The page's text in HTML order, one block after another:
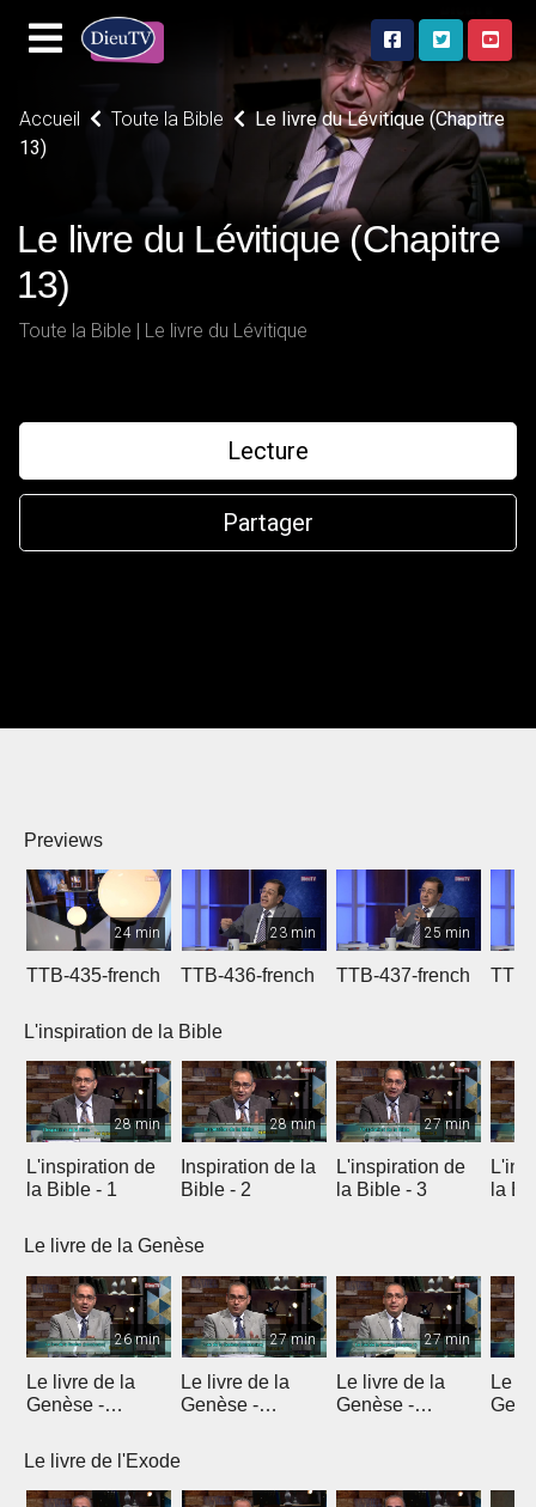
Accueil Toute la Bible
Le livre du Lévitique (Chapitre
13)
Le livre du Lévitique (Chapitre
13)
Toute la Bible | Le livre du Lévitique
Lecture
Partager
Previews
24 min
TTB-435-french
23 min
TTB-436-french
25 min
TTB-437-french
L'inspiration de la Bible
28 min
L'inspiration de
la Bible - 1
28 min
Inspiration de la
Bible - 2
27 min
L'inspiration de
la Bible - 3
la
Le livre de la Genèse
26 min
Le livre de la
Genèse -
27 min
Le livre de la
Genèse -
27 min
Le livre de la
Genèse -
Le
Le livre de l'Exode